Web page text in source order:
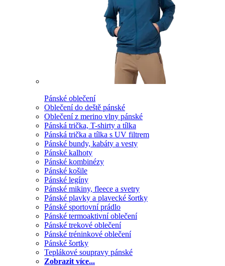
Pánské oblečení
Oblečení do deště pánské
Oblečení z merino vlny pánské
Pánská trička, T-shirty a tílka
Pánská trička a tílka s UV filtrem
Pánské bundy, kabáty a vesty
Pánské kalhoty
Pánské kombinézy
Pánské košile
Pánské legíny
Pánské mikiny, fleece a svetry
Pánské plavky a plavecké šortky
Pánské sportovní prádlo
Pánské termoaktivní oblečení
Pánské trekové oblečení
Pánské tréninkové oblečení
Pánské šortky
Teplákové soupravy pánské
Zobrazit více...